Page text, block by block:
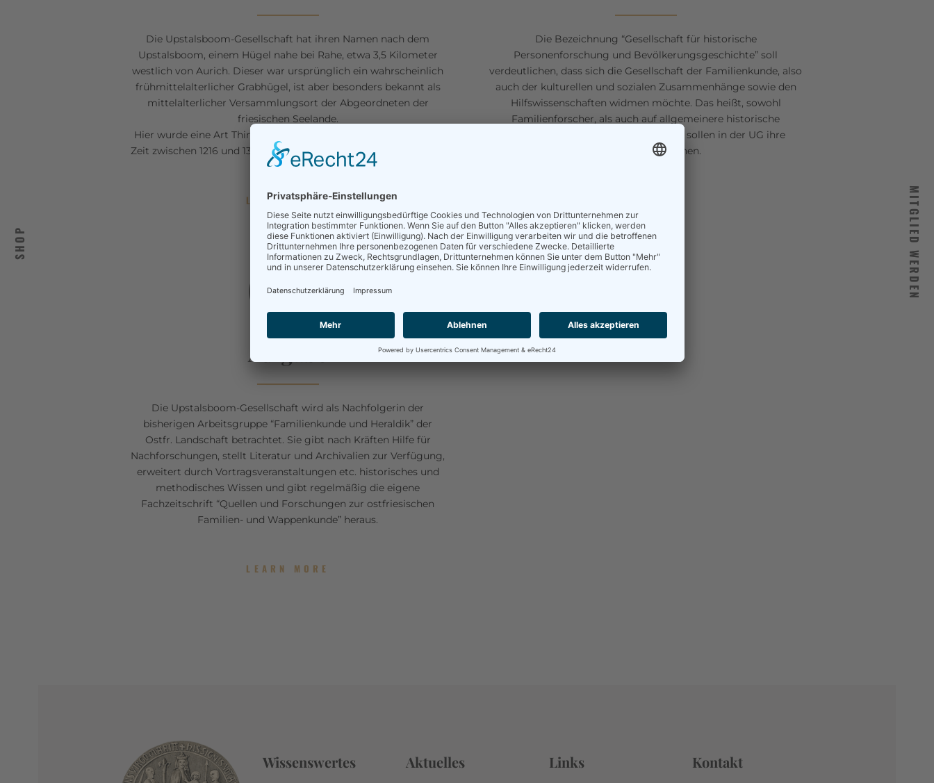
Die Upstalsboom-Gesellschaft hat ihren Namen nach dem
Upstalsboom, einem Hügel nahe bei Rahe, etwa 3,5 Kilometer
westlich von Aurich. Dieser war ursprünglich ein wahrscheinlich
frühmittelalterlicher Grabhügel, ist aber besonders bekannt als
mittelalterlicher Versammlungsort der Abgeordneten der
friesischen Seelande.
Hier wurde eine Art Thing abgehalten, urkundlich belegt für die
Zeit zwischen 1216 und 1327 mit offenbar längerer Vorgeschichte.
LEARN MORE
Die Bezeichnung “Gesellschaft für historische
Personenforschung und Bevölkerungsgeschichte” soll
verdeutlichen, dass sich die Gesellschaft der Familienkunde, also
auch der kulturellen und sozialen Zusammenhänge sowie den
Hilfswissenschaften widmen möchte. Das heißt, sowohl
Familienforscher, als auch auf allgemeinere historische
Forschung ausgehende Untersucher sollen in der UG ihre
Heimat finden können.
00
Aufgabe
Die Upstalsboom-Gesellschaft wird als Nachfolgerin der
bisherigen Arbeitsgruppe “Familienkunde und Heraldik” der
Ostfr. Landschaft betrachtet. Sie gibt nach Kräften Hilfe für
Nachforschungen, stellt Literatur und Archivalien zur Verfügung,
erweitert durch Vortragsveranstaltungen etc. historisches und
methodisches Wissen und gibt regelmäßig die eigene
Fachzeitschrift “Quellen und Forschungen zur ostfriesischen
Familien- und Wappenkunde” heraus.
LEARN MORE
Wissenswertes Aktuelles Links Kontakt
SHOP MITGLIED WERDEN